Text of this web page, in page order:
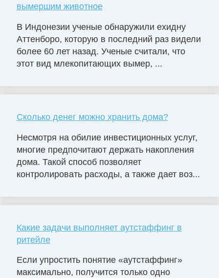
вымершим животное
В Индонезии ученые обнаружили ехидну
Аттенборо, которую в последний раз видели
более 60 лет назад. Ученые считали, что
этот вид млекопитающих вымер, ...
Сколько денег можно хранить дома?
Несмотря на обилие инвестиционных услуг,
многие предпочитают держать накопления
дома. Такой способ позволяет
контролировать расходы, а также дает воз...
Какие задачи выполняет аутстаффинг в
ритейле
Если упростить понятие «аутстаффинг»
максимально, получится только одно